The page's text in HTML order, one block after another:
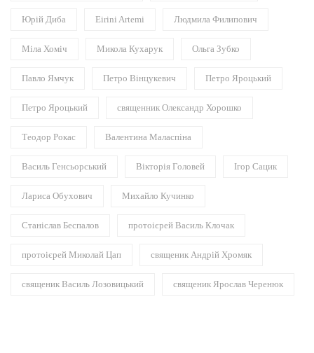
Юрій Диба Eirini Artemi Людмила Филипович
Міла Хоміч Микола Кухарук Ольга Зубко
Павло Ямчук Петро Вінцукевич Петро Яроцький
Петро Яроцький священник Олександр Хорошко
Теодор Рокас Валентина Маласпіна
Василь Генсьорський Вікторія Головей Ігор Сацик
Лариса Обухович Михайло Кучинко
Станіслав Беспалов протоієрей Василь Клочак
протоієрей Миколай Цап священик Андрій Хромяк
священик Василь Лозовицький священик Ярослав Черенюк